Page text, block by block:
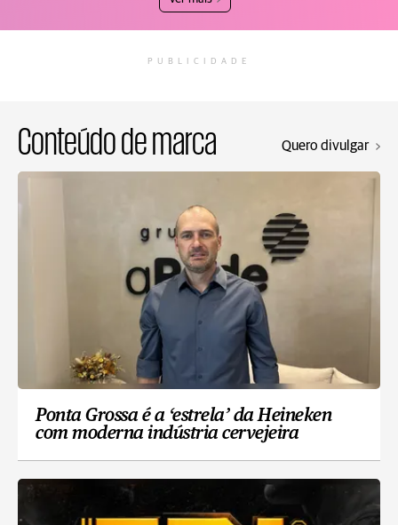
PUBLICIDADE
Conteúdo de marca Quero divulgar
Ponta Grossa é a ‘estrela’ da Heineken
com moderna indústria cervejeira